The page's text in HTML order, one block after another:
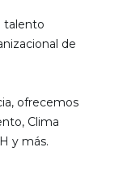
talento
de
ofrecemos
Clima
y más.